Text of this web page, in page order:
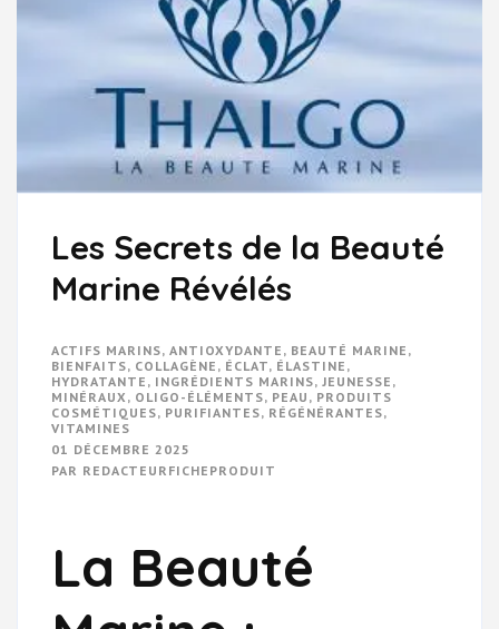
Les Secrets de la Beauté
Marine Révélés
ACTIFS MARINS, ANTIOXYDANTE , BEAUTÉ MARINE ,
BIENFAITS, COLLAGÈNE , ÉCLAT, ÉLASTINE ,
HYDRATANTE , INGRÉDIENTS MARINS, JEUNESSE ,
MINÉRAUX , OLIGO-ÉLÉMENTS, PEAU , PRODUITS
COSMÉTIQUES, PURIFIANTES, RÉGÉNÉRANTES,
VITAMINES
01 DÉCEMBRE 2025
PAR REDACTEURFICHEPRODUIT
La Beauté